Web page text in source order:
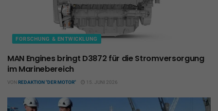
FORSCHUNG & ENTWICKLUNG
MAN Engines bringt D3872 für die Stromversorgung
im Marinebereich
VON REDAKTION "DER MOTOR" 15. JUNI 2026